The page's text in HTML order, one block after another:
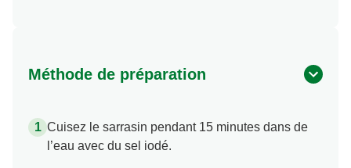
Méthode de préparation
Cuisez le sarrasin pendant 15 minutes dans de
l’eau avec du sel iodé.